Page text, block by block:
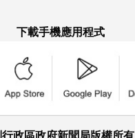
下載手機應用程式
政區政府新聞局版權所有